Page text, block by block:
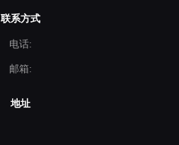
联系方式
电话:
邮箱:
地址